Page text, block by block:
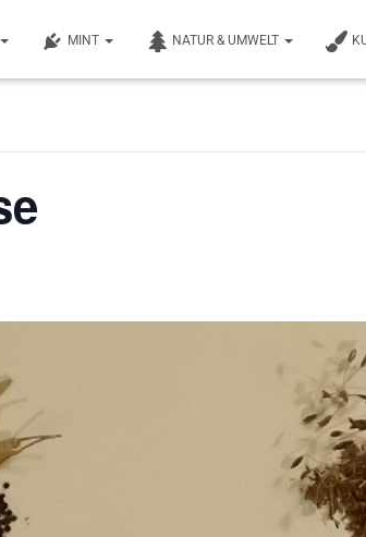
MINT NATUR & UMWELT